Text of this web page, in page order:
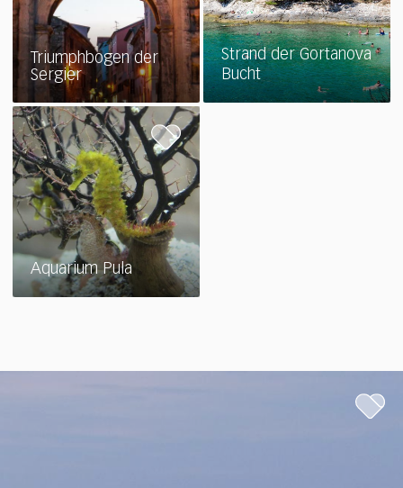
Triumphbogen der
Sergier
Strand der Gortanova
Bucht
Aquarium Pula